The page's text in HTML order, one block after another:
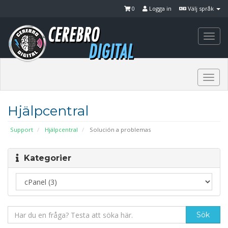
Välj språk
Logga in
0
Hjälpcentral
Support Hjälpcentral Solución a problemas
Kategorier